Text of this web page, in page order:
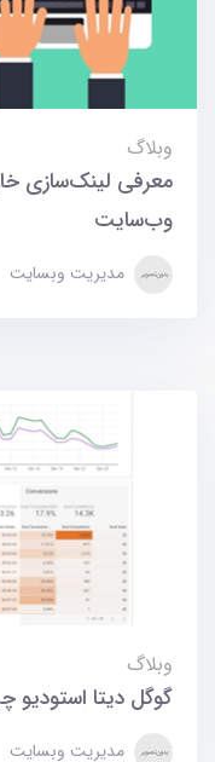
وبلاگ
معرفی لینک‌سازی
وب‌سایت
مدیریت وبسایت
وبلاگ
گوگل دیتا استودیو
مدیریت وبسایت